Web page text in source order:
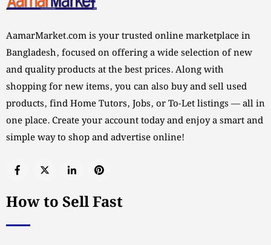
AamarMarket.com is your trusted online marketplace in
Bangladesh, focused on offering a wide selection of new
and quality products at the best prices. Along with
shopping for new items, you can also buy and sell used
products, find Home Tutors, Jobs, or To-Let listings — all in
one place. Create your account today and enjoy a smart and
simple way to shop and advertise online!
How to Sell Fast